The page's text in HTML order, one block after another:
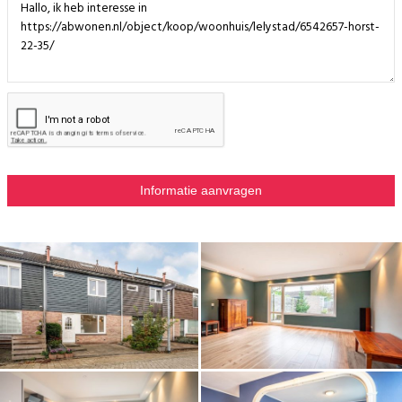
of een speelplek voor kinderen.
Wat deze tuin extra bijzonder maakt, is het gevoel van privacy. Doordat
de achterburen haaks op de woning staan, heb je geen directe inkijk en
gevoel, terwijl je toch beschut zit.
Aan de voorzijde heb je ruimte voor een tuin of het als je even je fiets
wilt neerzetten. Achterin de tuin staat een stenen berging, ideaal voor
fietsen, tuinspullen en gereedschap. Via de achterom loop je bovendien
een blokje om maakt richting het groen.
Bijzonderheden
• Woonoppervlakte ca. 110 m²
• Inhoud ca. 382 m³
• Perceel ca. 141 m²
• Bouwjaar 1981
• Energielabel A
• Drie (oorspronkelijk 4) slaapkamers.
• Tuin op het zuidoosten met vrijstaande berging en achterom
• Moderne keuken (2021) met o.a. stoomoven, combi-oven, koel-